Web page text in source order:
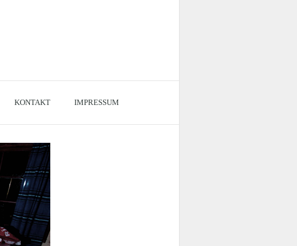
KONTAKT IMPRESSUM